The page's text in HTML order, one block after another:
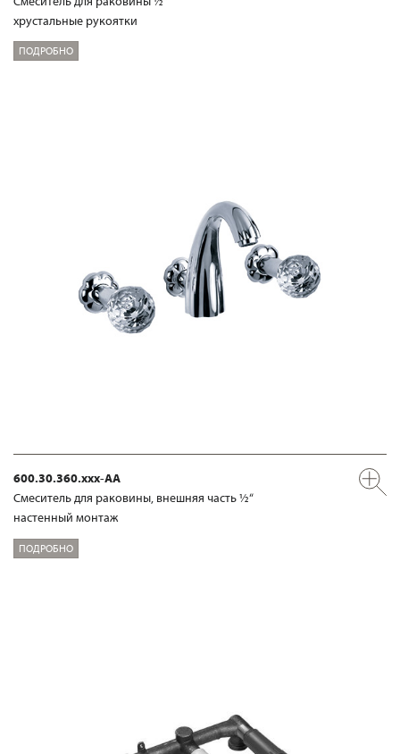
хрустальные рукоятки
ПОДРОБНО
600.30.360.xxx-AA
Смеситель для раковины, внешняя часть ½“
настенный монтаж
ПОДРОБНО